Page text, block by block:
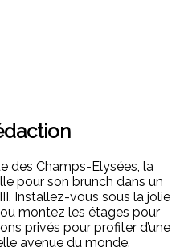
des Champs-Elysées, la
pour son brunch dans un
Installez-vous sous la jolie
montez les étages pour
privés pour profiter d’une
avenue du monde.